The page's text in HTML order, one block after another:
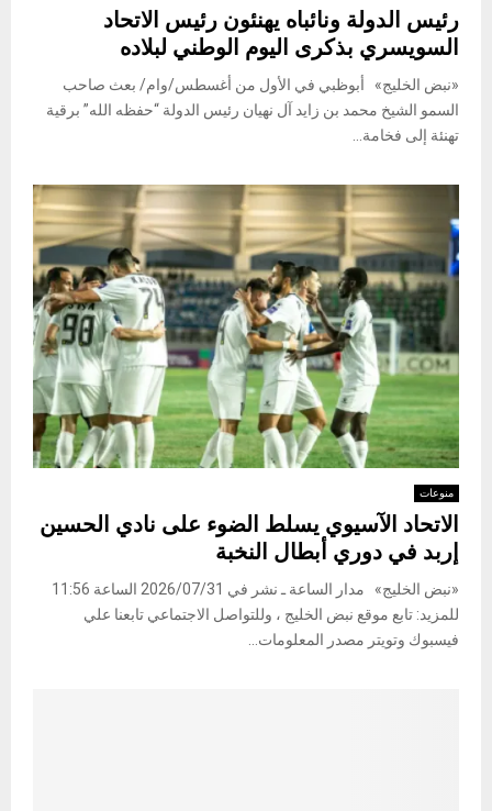
رئيس الدولة ونائباه يهنئون رئيس الاتحاد
السويسري بذكرى اليوم الوطني لبلاده
«نبض الخليج» أبوظبي في الأول من أغسطس/وام/ بعث صاحب
السمو الشيخ محمد بن زايد آل نهيان رئيس الدولة “حفظه الله” برقية
تهنئة إلى فخامة...
منوعات
الاتحاد الآسيوي يسلط الضوء على نادي الحسين
إربد في دوري أبطال النخبة
«نبض الخليج» مدار الساعة ـ نشر في 2026/07/31 الساعة 11:56
للمزيد: تابع موقع نبض الخليج ، وللتواصل الاجتماعي تابعنا علي
فيسبوك وتويتر مصدر المعلومات...